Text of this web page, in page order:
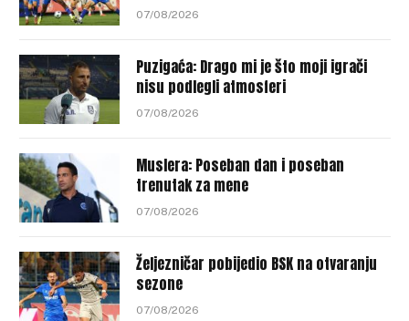
07/08/2026
Puzigaća: Drago mi je što moji igrači
nisu podlegli atmosferi
07/08/2026
Muslera: Poseban dan i poseban
trenutak za mene
07/08/2026
Željezničar pobijedio BSK na otvaranju
sezone
07/08/2026